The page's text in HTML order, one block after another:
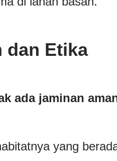
dan Etika
ada jaminan
yang